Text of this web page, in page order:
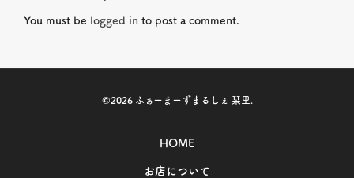
You must be logged in to post a comment.
©2026 ふぁーまーずまるしぇ 栞里
HOME
お店について